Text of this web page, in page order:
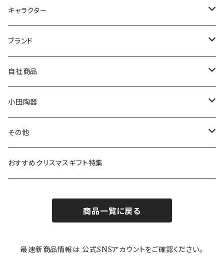
九谷焼
マグ＆カップ
プレート
ボウル
ガラスウェア
カトラリー
キャラクター
ムーミン
80th記念アイテム
リトルミイの日記念アイテム
MOOMIN ANIMATION
スヌーピー
ピーターラビット
ポケットモンスター
mofusand（モフサンド）
mofsand×日比谷花壇
ブランド
LA AMYS(エミーズ)
LISA LARSON(リサラーソン)
LAURA ASHLEY(ローラ アシュレイ)
Finlayson(フィンレイソン)
HANAE MORI(ハナエモリ)
自社商品
ねこ企画
Cecera(セセラ)
CELEC(セレック)
隅切り重箱
小田陶器
さざなみ
吉祥
メイメイウェア
SoSo(ソソ）
その他
リサイクル食器
おすすめクリスマスギフト特集
商品一覧に戻る
最速新商品情報は 公式SNSアカウントをご確認ください。